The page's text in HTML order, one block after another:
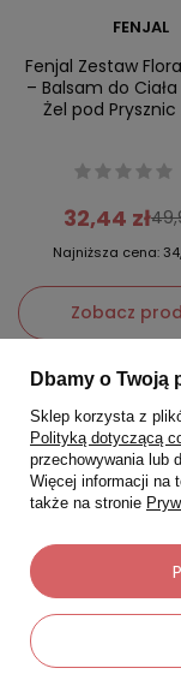
FENJAL
Fenjal Zestaw
– Balsam do
Żel pod
32,44 zł
Najniższa cena:
Zobacz
Okazja
Dbamy o Twoją
Sklep korzysta z
Polityką dotyczącą
przechowywania lub
Więcej informacji na
także na stronie